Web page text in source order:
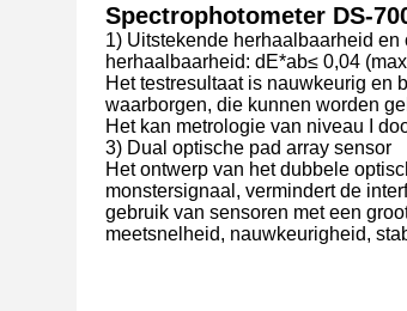
Spectrophotometer DS-
1) Uitstekende herhaalbaarheid
herhaalbaarheid: dE*ab≤ 0,04
Het testresultaat is nauwkeurig en
waarborgen, die kunnen worden
Het kan metrologie van niveau I
3) Dual optische pad array sensor
Het ontwerp van het dubbele
monstersignaal, vermindert de
gebruik van sensoren met een
meetsnelheid, nauwkeurigheid,